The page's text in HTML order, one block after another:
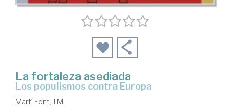
La fortaleza asediada
los populismos contra Europa
Martí Font, J.M.